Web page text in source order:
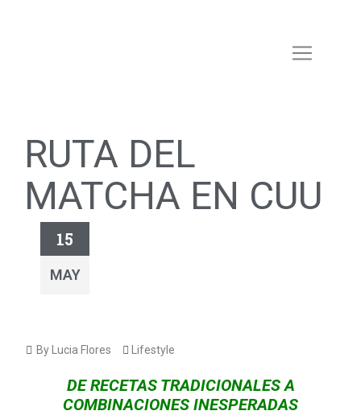
RUTA DEL
MATCHA EN CUU
15
MAY
By Lucia Flores Lifestyle
DE RECETAS TRADICIONALES A
COMBINACIONES INESPERADAS